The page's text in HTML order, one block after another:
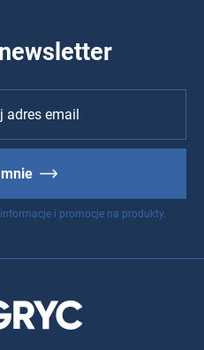
i promocje na produkty.